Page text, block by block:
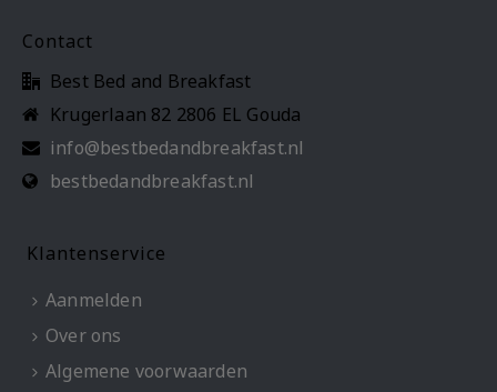
Contact
Best Bed and Breakfast
Krugerlaan 82 2806 EL Gouda
info@bestbedandbreakfast.nl
bestbedandbreakfast.nl
Klantenservice
Aanmelden
Over ons
Algemene voorwaarden